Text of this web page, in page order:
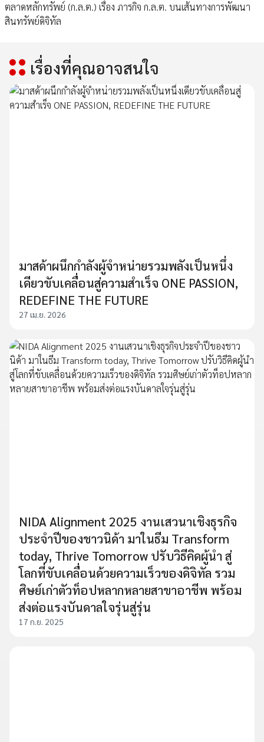
ตลาดหลักทรัพย์ (ก.ล.ต.) เรื่อง ภารกิจ ก.ล.ต. บนเส้นทางการพัฒนา
สินทรัพย์ดิจิทัล
เรื่องที่คุณอาจสนใจ
มาสด้าผนึกกำลังผู้จำหน่ายรวมพลังเป็นหนึ่ง
เดียวขับเคลื่อนสู่ความสำเร็จ ONE PASSION,
REDEFINE THE FUTURE
27 เม.ย. 2026
NIDA Alignment 2025 งานเสวนาเชิงธุรกิจ
ประจำปีของชาวนิด้า มาในธีม Transform
today, Thrive Tomorrow ปรับวิธีคิดผู้นำ สู่
โลกที่ขับเคลื่อนด้วยความเร็วของดิจิทัล รวม
ศิษย์เก่าตัวท็อปหลากหลายสาขาอาชีพ พร้อม
ส่งต่อแรงบันดาลใจรุ่นสู่รุ่น
17 ก.ย. 2025